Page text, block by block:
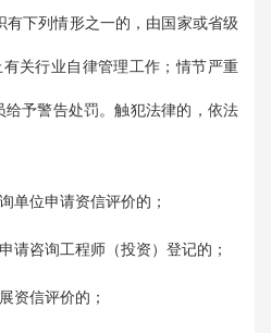
下列情形之一的，由国家或省级
关行业自律管理工作；情节严重
予警告处罚。触犯法律的，依法
单位申请资信评价的；
请咨询工程师（投资）登记的；
资信评价的；